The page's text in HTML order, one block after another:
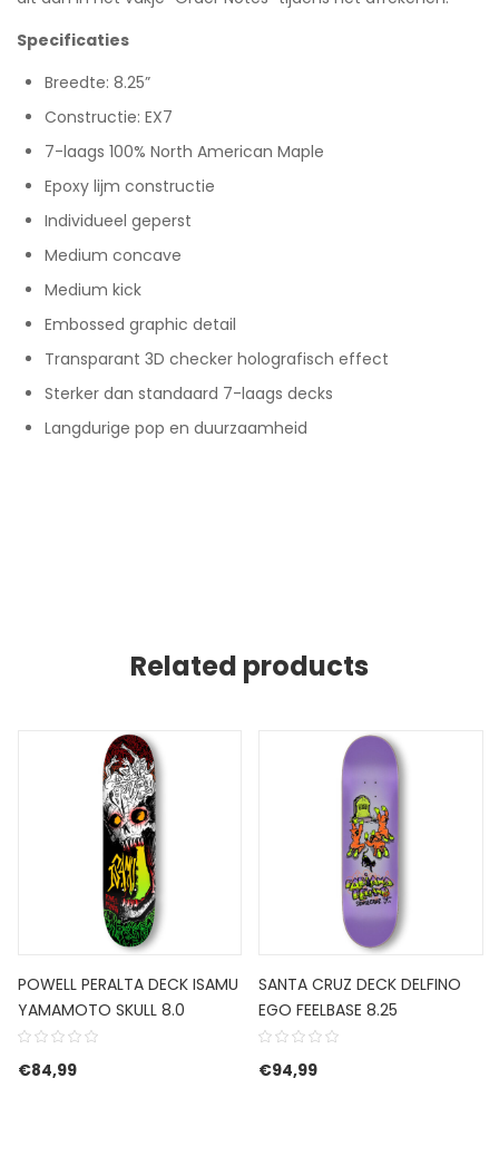
Specificaties
Breedte: 8.25”
Constructie: EX7
7-laags 100% North American Maple
Epoxy lijm constructie
Individueel geperst
Medium concave
Medium kick
Embossed graphic detail
Transparant 3D checker holografisch effect
Sterker dan standaard 7-laags decks
Langdurige pop en duurzaamheid
Related products
POWELL PERALTA DECK ISAMU
YAMAMOTO SKULL 8.0
€84,99
SANTA CRUZ DECK DELFINO
EGO FEELBASE 8.25
€94,99